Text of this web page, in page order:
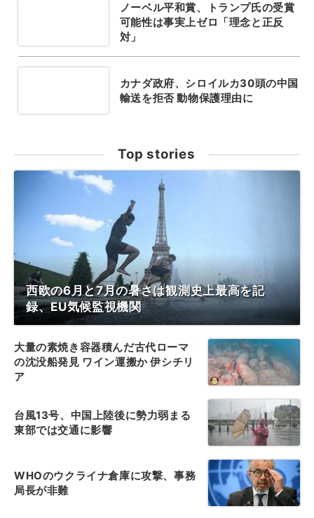
ノーベル平和賞、トランプ氏の受賞
可能性は事実上ゼロ「理念と正反
対」
カナダ政府、シロイルカ30頭の中国
輸送を拒否 動物保護理由に
Top stories
西欧の6月と7月の暑さは観測史上最高を記
録、EU気候監視機関
大量の素焼き容器積んだ古代ローマ
の沈没船発見 ワイン運搬か 伊シチリ
ア
台風13号、中国上陸後に勢力弱まる
東部では交通に影響
WHOのウクライナ倉庫に攻撃、事務
局長が非難